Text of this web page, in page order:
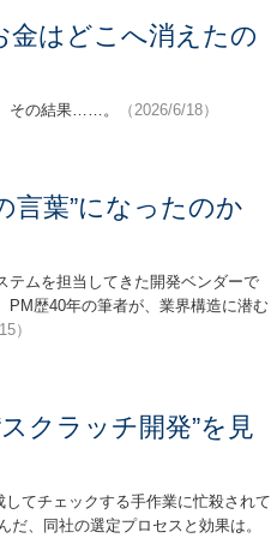
金はどこへ消えたの
その結果……。 （2026/6/18）
言葉”になったのか
テムを担当してきた開発ベンダーで
PM歴40年の筆者が、業界構造に潜む
）
クラッチ開発”を見
てチェックする手作業に忙殺されて
、同社の選定プロセスと効果は。